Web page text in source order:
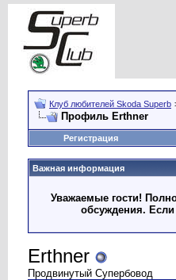
Клуб любителей Skoda Superb
Профиль Erthner
Регистрация
Важная информация
Уважаемые гости!
обсуждения. Если
Erthner
Продвинутый Супербовод